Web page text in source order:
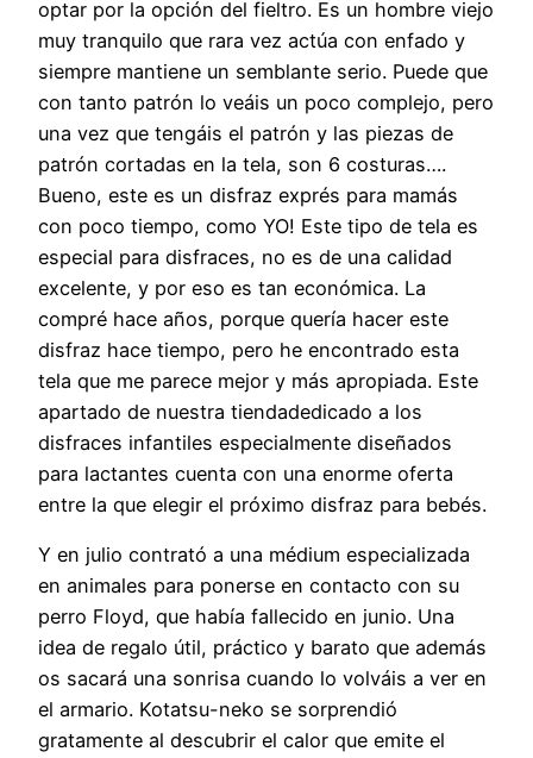
optar por la opción del fieltro. Es un hombre viejo
muy tranquilo que rara vez actúa con enfado y
siempre mantiene un semblante serio. Puede que
con tanto patrón lo veáis un poco complejo, pero
una vez que tengáis el patrón y las piezas de
patrón cortadas en la tela, son 6 costuras….
Bueno, este es un disfraz exprés para mamás
con poco tiempo, como YO! Este tipo de tela es
especial para disfraces, no es de una calidad
excelente, y por eso es tan económica. La
compré hace años, porque quería hacer este
disfraz hace tiempo, pero he encontrado esta
tela que me parece mejor y más apropiada. Este
apartado de nuestra tiendadedicado a los
disfraces infantiles especialmente diseñados
para lactantes cuenta con una enorme oferta
entre la que elegir el próximo disfraz para bebés.
Y en julio contrató a una médium especializada
en animales para ponerse en contacto con su
perro Floyd, que había fallecido en junio. Una
idea de regalo útil, práctico y barato que además
os sacará una sonrisa cuando lo volváis a ver en
el armario. Kotatsu-neko se sorprendió
gratamente al descubrir el calor que emite el